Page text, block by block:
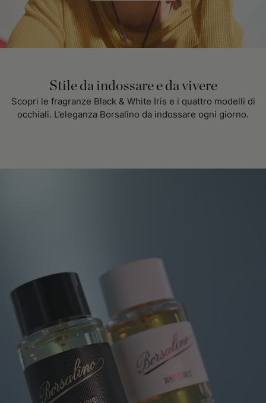
Stile da indossare e da vivere
Scopri le fragranze Black & White Iris e i quattro modelli di
occhiali. L’eleganza Borsalino da indossare ogni giorno.